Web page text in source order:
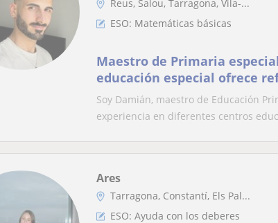
Reus, Salou, Tarragona, Vila-...
ESO: Matemáticas básicas
Maestro de Primaria
educación especial ofrece
materias. Online y
Soy Damián, maestro de Educación
experiencia en diferentes centros
Ares
Tarragona, Constantí, Els Pal...
ESO: Ayuda con los deberes